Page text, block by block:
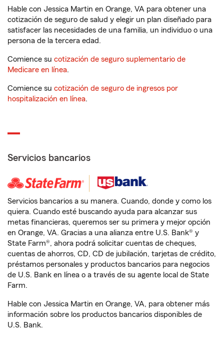
Hable con Jessica Martin en Orange, VA para obtener una
cotización de seguro de salud y elegir un plan diseñado para
satisfacer las necesidades de una familia, un individuo o una
persona de la tercera edad.
Comience su cotización de seguro suplementario de
Medicare en línea.
Comience su cotización de seguro de ingresos por
hospitalización en línea.
Servicios bancarios
Servicios bancarios a su manera. Cuando, donde y como los
quiera. Cuando esté buscando ayuda para alcanzar sus
metas financieras, queremos ser su primera y mejor opción
en Orange, VA. Gracias a una alianza entre U.S. Bank® y
State Farm®, ahora podrá solicitar cuentas de cheques,
cuentas de ahorros, CD, CD de jubilación, tarjetas de crédito,
préstamos personales y productos bancarios para negocios
de U.S. Bank en línea o a través de su agente local de State
Farm.
Hable con Jessica Martin en Orange, VA, para obtener más
información sobre los productos bancarios disponibles de
U.S. Bank.